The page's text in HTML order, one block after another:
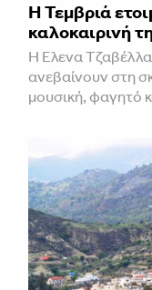
Η Τεμβριά
καλοκαιρινή
Η Έλενα Τζαβέλλα
ανεβαίνουν στη
μουσική, φαγητό